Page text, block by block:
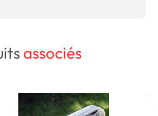
associés